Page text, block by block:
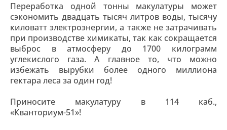
Переработка одной тонны макулатуры может
сэкономить двадцать тысяч литров воды, тысячу
киловатт электроэнергии, а также не затрачивать
при производстве химикаты, так как сокращается
выброс в атмосферу до 1700 килограмм
углекислого газа. А главное то, что можно
избежать вырубки более одного миллиона
гектара леса за один год!
Приносите макулатуру в 114 каб.,
«Кванториум-51»!